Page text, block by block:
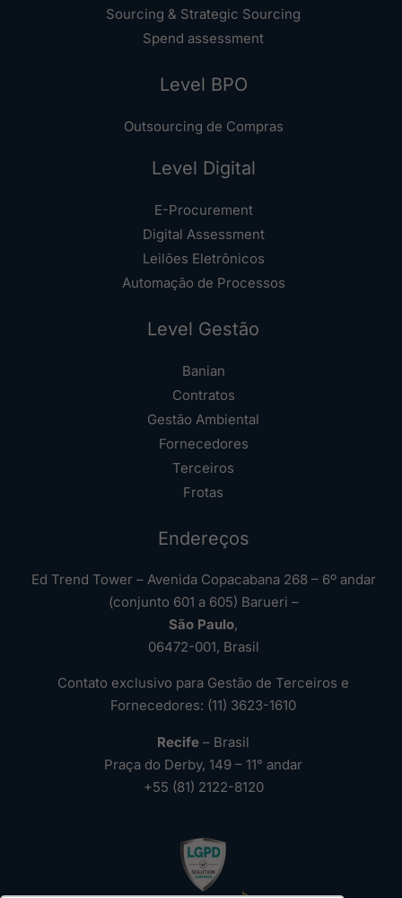
Sourcing & Strategic Sourcing
Spend assessment
Level BPO
Outsourcing de Compras
Level Digital
E-Procurement
Digital Assessment
Leilões Eletrônicos
Automação de Processos
Level Gestão
Banian
Contratos
Gestão Ambiental
Fornecedores
Terceiros
Frotas
Endereços
Ed Trend Tower – Avenida Copacabana 268 – 6º andar
(conjunto 601 a 605) Barueri –
São Paulo,
06472-001, Brasil
Contato exclusivo para Gestão de Terceiros e
Fornecedores: (11) 3623-1610
Recife – Brasil
Praça do Derby, 149 – 11° andar
+55 (81) 2122-8120